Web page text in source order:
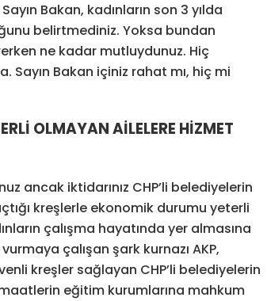
Bakan, kadınların son 3 yılda
belirtmediniz. Yoksa bundan
ne kadar mutluydunuz. Hiç
Bakan içiniz rahat mı, hiç mi
OLMAYAN AİLELERE HİZMET
ancak iktidarınız CHP’li belediyelerin
kreşlerle ekonomik durumu yeterli
çalışma hayatında yer almasına
çalışan şark kurnazı AKP,
kreşler sağlayan CHP’li belediyelerin
eğitim kurumlarına mahkum